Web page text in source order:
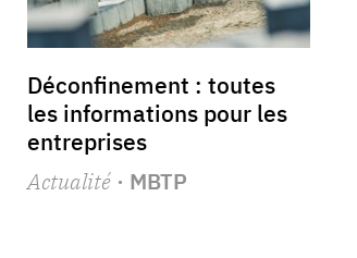
Déconfinement : toutes
les informations pour les
entreprises
Actualité· MBTP